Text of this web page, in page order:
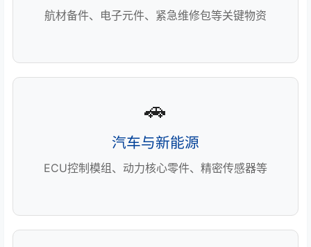
航材备件、电子元件、紧急维修包等关键物资
🚗
汽车与新能源
ECU控制模组、动力核心零件、精密传感器等